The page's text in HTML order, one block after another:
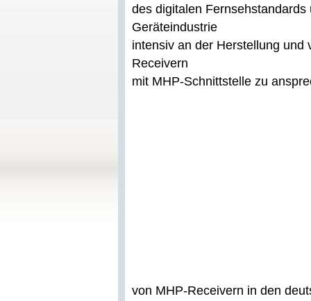
des digitalen
Geräteindustrie
intensiv an der Herstellung und
Receivern
mit MHP-Schnittstelle zu
von MHP-Receivern in den